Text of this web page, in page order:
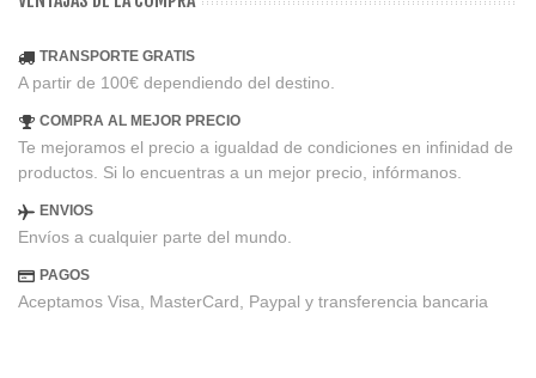
TRANSPORTE GRATIS
A partir de 100€ dependiendo del destino.
COMPRA AL MEJOR PRECIO
Te mejoramos el precio a igualdad de condiciones en infinidad de
productos. Si lo encuentras a un mejor precio, infórmanos.
ENVIOS
Envíos a cualquier parte del mundo.
PAGOS
Aceptamos Visa, MasterCard, Paypal y transferencia bancaria